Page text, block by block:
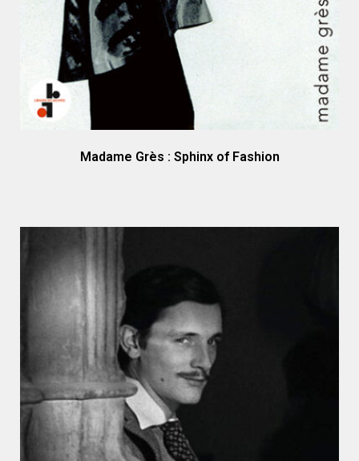
Madame Grès : Sphinx of Fashion